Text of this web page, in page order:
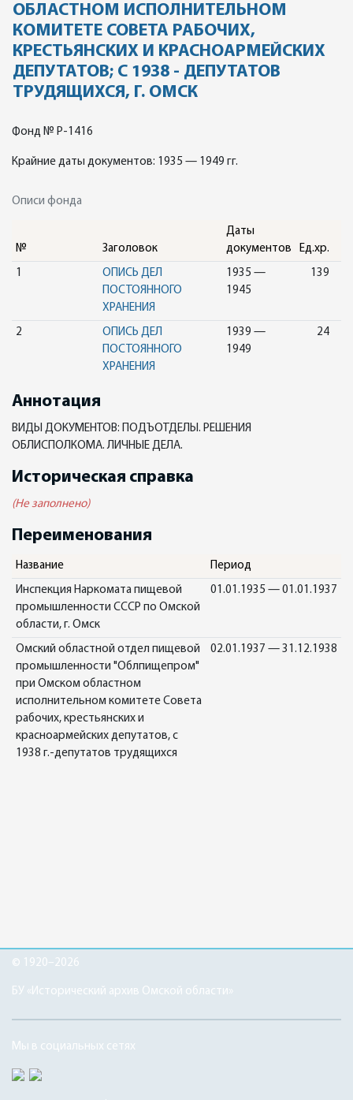
ОБЛАСТНОМ ИСПОЛНИТЕЛЬНОМ
КОМИТЕТЕ СОВЕТА РАБОЧИХ,
КРЕСТЬЯНСКИХ И КРАСНОАРМЕЙСКИХ
ДЕПУТАТОВ; С 1938 - ДЕПУТАТОВ
ТРУДЯЩИХСЯ, Г. ОМСК
Фонд № Р-1416
Крайние даты документов: 1935 — 1949 гг.
Описи фонда
№ Заголовок
Даты
документов
Ед.хр.
1
ОПИСЬ ДЕЛ
ПОСТОЯННОГО
ХРАНЕНИЯ
1935 —
1945
139
2
ОПИСЬ ДЕЛ
ПОСТОЯННОГО
ХРАНЕНИЯ
1939 —
1949
24
Аннотация
ВИДЫ ДОКУМЕНТОВ: ПОДЪОТДЕЛЫ. РЕШЕНИЯ
ОБЛИСПОЛКОМА. ЛИЧНЫЕ ДЕЛА.
Историческая справка
(Не заполнено)
Переименования
Название Период
Инспекция Наркомата пищевой
промышленности СССР по Омской
области, г. Омск
01.01.1935 — 01.01.1937
Омский областной отдел пищевой
промышленности "Облпищепром"
при Омском областном
исполнительном комитете Совета
рабочих, крестьянских и
красноармейских депутатов, с
1938 г.-депутатов трудящихся
02.01.1937 — 31.12.1938
© 1920–2026
БУ «Исторический архив Омской области»
Мы в социальных сетях